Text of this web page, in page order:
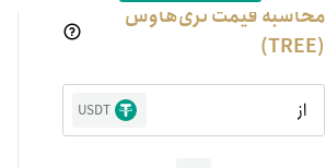
محاسبه قیمت تری‌هاوس
(TREE)
از USDT